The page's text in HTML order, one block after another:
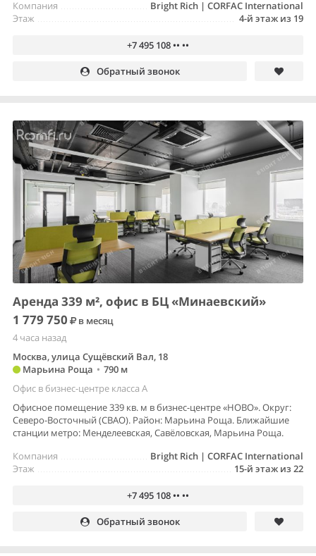
Bright Rich | CORFAC International
Компания
4-й этаж из 19
Этаж
+7 495 108 •• ••
Обратный звонок
Аренда 339 м², офис в БЦ «Минаевский»
1 779 750
в месяц
4 часа назад
Москва, улица Сущёвский Вал, 18
Марьина Роща • 790 м
Офис в бизнес-центре класса A
Офисное помещение 339 кв. м в бизнес-центре «НОВО». Округ:
Северо-Восточный (СВАО). Район: Марьина Роща. Ближайшие
станции метро: Менделеевская, Савёловская, Марьина Роща.
Bright Rich | CORFAC International
Компания
15-й этаж из 22
Этаж
+7 495 108 •• ••
Обратный звонок